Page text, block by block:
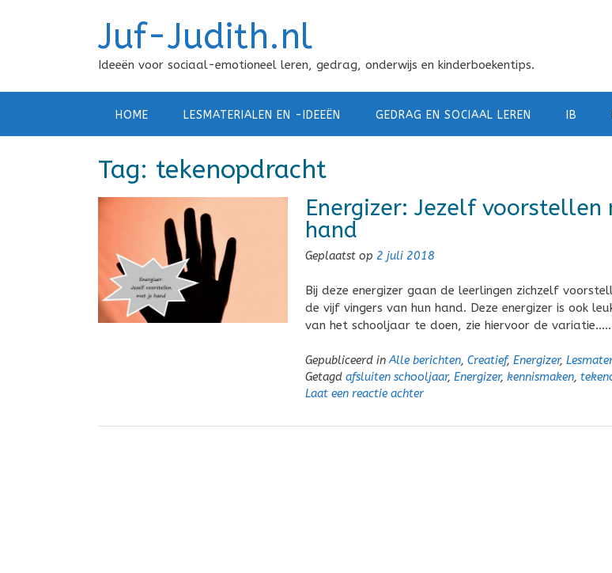
Juf-Judith.nl
Ideeën voor sociaal-emotioneel leren, gedrag, onderwijs en kinderboekentips.
HOME LESMATERIALEN EN -IDEEËN GEDRAG EN SOCIAAL LEREN IB
Tag: tekenopdracht
Energizer: Jezelf voorstellen
hand
Geplaatst op 2 juli 2018
Bij deze energizer gaan de leerlingen zichzelf
de vijf vingers van hun hand. Deze energizer is ook
van het schooljaar te doen, zie hiervoor de
Gepubliceerd inAlle berichten, Creatief, Energizer,
Getagd afsluiten schooljaar, Energizer, kennismaken,
Laat een reactie achter